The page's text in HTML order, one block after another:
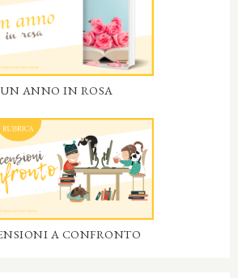
UN ANNO IN ROSA
A CONFRONTO